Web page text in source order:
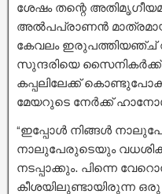
ശേഷം തന്റെ
അൽപപ്രാണൻ മാത്രമായ,
കേവലം ഇരുപത്തിയഞ്ച്
സുന്ദരിയെ സൈനികർക്ക്
കപ്പലിലേക്ക്
മേയറുടെ നേർക്ക്
“ഇപ്പോൾ നിങ്ങൾ
നാലുപേരുടെയും
നടപ്പാക്കും. പിന്നെ
കീശയിലുണ്ടായിരുന്ന